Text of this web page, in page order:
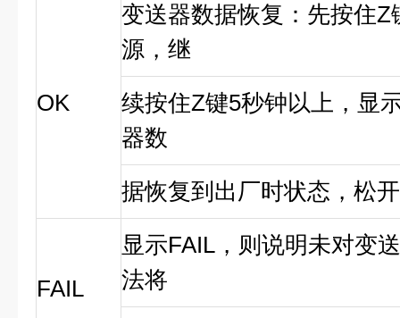
OK
变送器数据恢复：先按住
源，继
续按住Z键5秒钟以上，显
器数
据恢复到出厂时状态，松
FAIL
显示FAIL，则说明未对变
法将